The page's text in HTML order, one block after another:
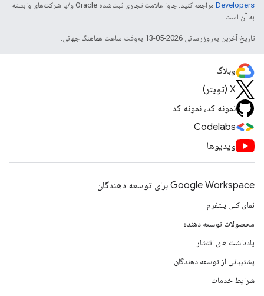
Developers‏
مراجعه کنید. جاوا علامت تجاری ثبت‌شده Oracle و/یا شرکت‌های وابسته
به آن است.
تاریخ آخرین به‌روزرسانی 2026-05-13 به‌وقت ساعت هماهنگ جهانی.
وبلاگ
X (تویتر)
نمونه کد، نمونه کد
Codelabs
ویدیوها
Google Workspace برای توسعه دهندگان
نمای کلی پلتفرم
محصولات توسعه دهنده
یادداشت های انتشار
پشتیبانی از توسعه دهندگان
شرایط خدمات